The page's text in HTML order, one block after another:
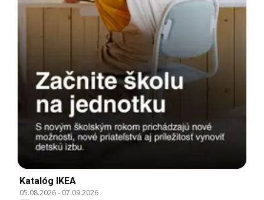
Katalóg IKEA
05.08.2026- 07.09.2026